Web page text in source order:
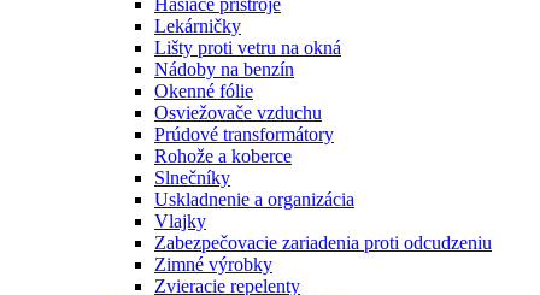
Lekárničky
Lišty proti vetru na okná
Nádoby na benzín
Okenné fólie
Osviežovače vzduchu
Prúdové transformátory
Rohože a koberce
Slnečníky
Uskladnenie a organizácia
Vlajky
Zabezpečovacie zariadenia proti odcudzeniu
Zimné výrobky
Zvieracie repelenty